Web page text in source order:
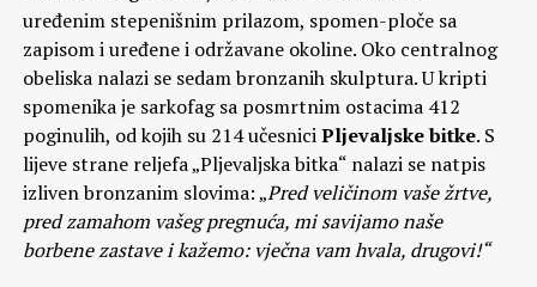
uređenim stepenišnim prilazom, spomen-ploče sa
zapisom i uređene i održavane okoline. Oko centralnog
obeliska nalazi se sedam bronzanih skulptura. U kripti
spomenika je sarkofag sa posmrtnim ostacima 412
poginulih, od kojih su 214 učesniciPljevaljske bitke. S
lijeve strane reljefa „Pljevaljska bitka“ nalazi se natpis
izliven bronzanim slovima: „Pred veličinom vaše žrtve,
pred zamahom vašeg pregnuća, mi savijamo naše
borbene zastave i kažemo: vječna vam hvala, drugovi!“